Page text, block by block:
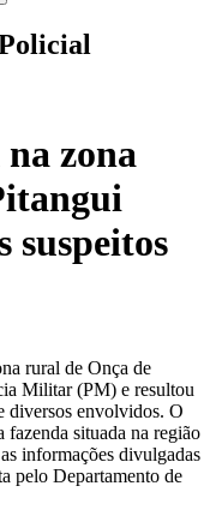
zona
suspeitos
rural de Onça de
Militar (PM) e resultou
diversos envolvidos. O
situada na região
informações divulgadas
pelo Departamento de